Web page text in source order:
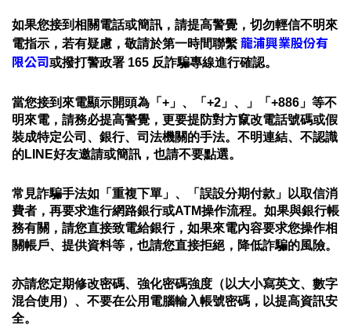
如果您接到相關電話或簡訊，請提高警覺，切勿輕信不明來
電指示，若有疑慮，敬請於第一時間聯繫 龍浦興業股份有
限公司或撥打警政署 165 反詐騙專線進行確認。
當您接到來電顯示開頭為「+」、「+2」、」「+886」等不
明來電，請務必提高警覺，更要提防對方竄改電話號碼或假
裝成特定公司、銀行、司法機關的手法。不明連結、不認識
的LINE好友邀請或簡訊，也請不要點選。
常見詐騙手法如「重複下單」、「誤設分期付款」以取信消
費者，再要求進行網路銀行或ATM操作流程。如果與銀行帳
務有關，請您直接致電給銀行，如果來電內容要求您操作相
關帳戶、提供資料等，也請您直接拒絕，降低詐騙的風險。
亦請您定期修改密碼、強化密碼強度（以大小寫英文、數字
混合使用）、不要在公用電腦輸入帳號密碼，以提高資訊安
全。